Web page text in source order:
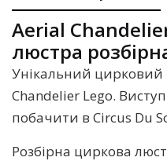
Aerial
люстра
Унікальний цирковий
Chandelier Lego.
побачити в Сircus Du
Розбірна циркова